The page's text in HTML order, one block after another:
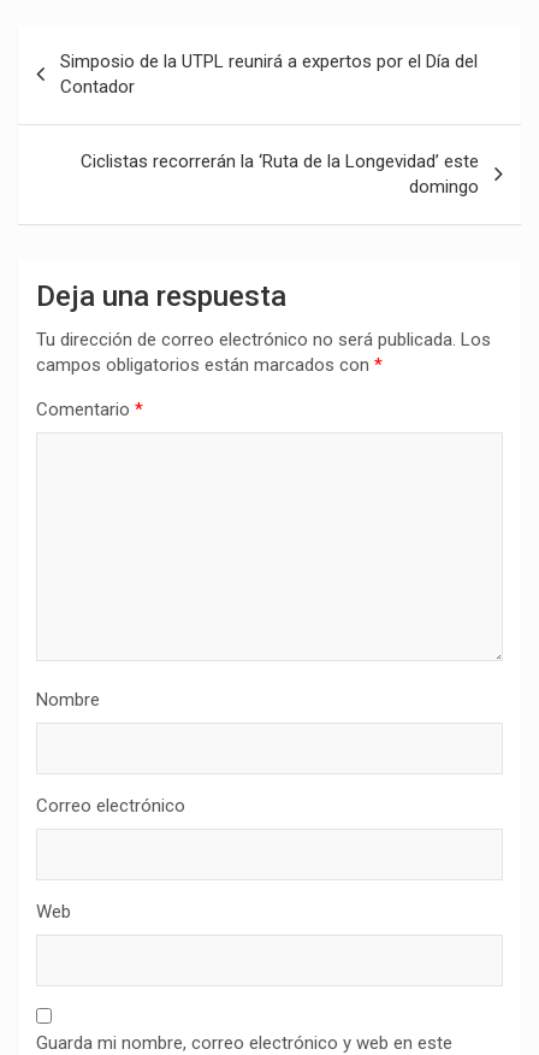
de
entradas
Simposio de la UTPL reunirá a expertos por el Día del
Contador
Ciclistas recorrerán la ‘Ruta de la Longevidad’ este
domingo
Deja una respuesta
Tu dirección de correo electrónico no será publicada. Los
campos obligatorios están marcados con *
Comentario *
Nombre
Correo electrónico
Web
Guarda mi nombre, correo electrónico y web en este